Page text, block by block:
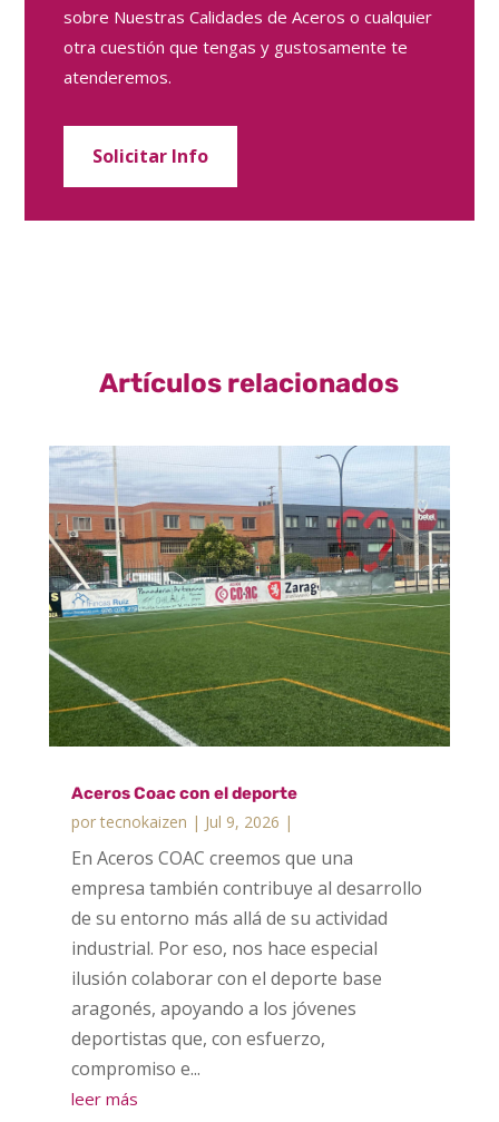
sobre Nuestras Calidades de Aceros o cualquier
otra cuestión que tengas y gustosamente te
atenderemos.
Solicitar Info
Artículos relacionados
Aceros Coac con el deporte
por tecnokaizen | Jul 9, 2026 |
En Aceros COAC creemos que una
empresa también contribuye al desarrollo
de su entorno más allá de su actividad
industrial. Por eso, nos hace especial
ilusión colaborar con el deporte base
aragonés, apoyando a los jóvenes
deportistas que, con esfuerzo,
compromiso e...
leer más